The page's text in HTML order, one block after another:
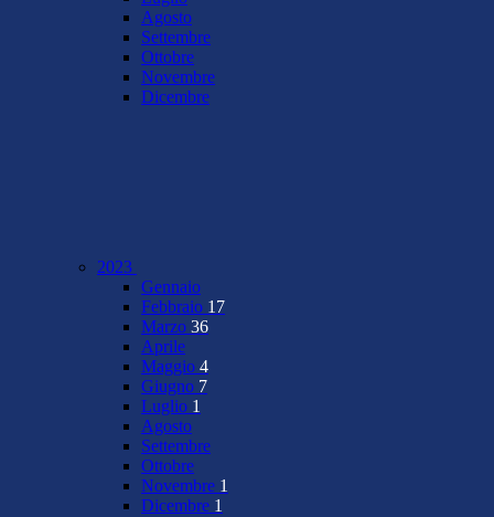
Agosto
Settembre
Ottobre
Novembre
Dicembre
2023
Gennaio
Febbraio 17
Marzo 36
Aprile
Maggio 4
Giugno 7
Luglio 1
Agosto
Settembre
Ottobre
Novembre 1
Dicembre 1